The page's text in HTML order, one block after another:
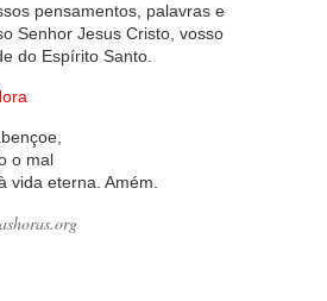
pensamentos, palavras e
Senhor Jesus Cristo, vosso
do Espírito Santo.
o mal
vida eterna. Amém.